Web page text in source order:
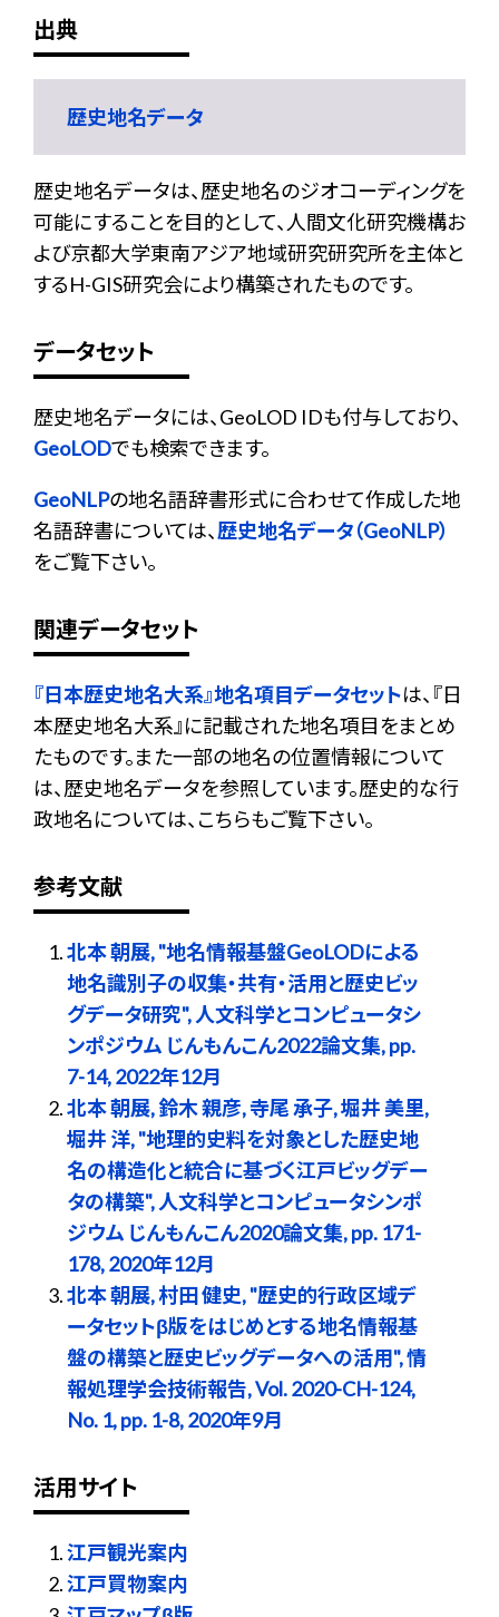
出典
歴史地名データ
歴史地名データは、歴史地名のジオコーディングを
可能にすることを目的として、人間文化研究機構お
よび京都大学東南アジア地域研究研究所を主体と
するH-GIS研究会により構築されたものです。
データセット
歴史地名データには、GeoLOD IDも付与しており、
GeoLODでも検索できます。
GeoNLPの地名語辞書形式に合わせて作成した地
名語辞書については、歴史地名データ（GeoNLP）
をご覧下さい。
関連データセット
『日本歴史地名大系』地名項目データセットは、『日
本歴史地名大系』に記載された地名項目をまとめ
たものです。また一部の地名の位置情報について
は、歴史地名データを参照しています。歴史的な行
政地名については、こちらもご覧下さい。
参考文献
北本 朝展, "地名情報基盤GeoLODによる
地名識別子の収集・共有・活用と歴史ビッ
グデータ研究", 人文科学とコンピュータシ
ンポジウム じんもんこん2022論文集, pp.
7-14, 2022年12月
北本 朝展, 鈴木 親彦, 寺尾 承子, 堀井 美里,
堀井 洋, "地理的史料を対象とした歴史地
名の構造化と統合に基づく江戸ビッグデー
タの構築", 人文科学とコンピュータシンポ
ジウム じんもんこん2020論文集, pp. 171-
178, 2020年12月
北本 朝展, 村田 健史, "歴史的行政区域デ
ータセットβ版をはじめとする地名情報基
盤の構築と歴史ビッグデータへの活用", 情
報処理学会技術報告, Vol. 2020-CH-124,
No. 1, pp. 1-8, 2020年9月
活用サイト
江戸観光案内
江戸買物案内